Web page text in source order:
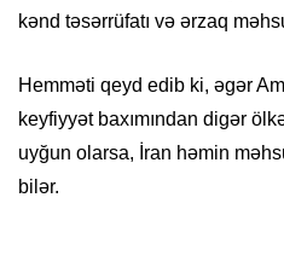
kənd təsərrüfatı və ərzaq
Hemməti qeyd edib ki, əgər
keyfiyyət baxımından digər
uyğun olarsa, İran həmin
bilər.